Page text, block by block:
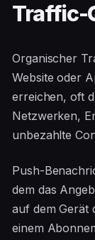
Traffic-
Organischer
Website oder
erreichen, oft
Netzwerken,
unbezahlte
Push-
dem das
auf dem Gerät
einem